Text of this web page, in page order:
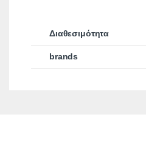
Διαθεσιμότητα
brands